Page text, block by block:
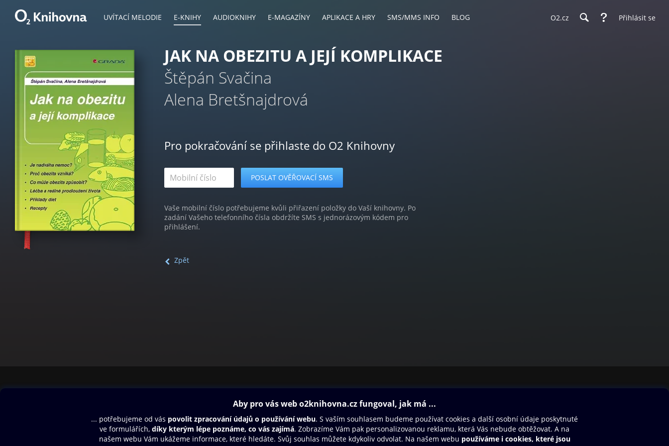
UVÍTACÍ MELODIE E-KNIHY AUDIOKNIHY E-MAGAZÍNY APLIKACE A HRY SMS/MMS INFO BLOG O2.cz Přihlásit se
JAK NA OBEZITU A JEJÍ KOMPLIKACE
Štěpán Svačina
Alena Bretšnajdrová
Pro pokračování se přihlaste do O2 Knihovny
Vaše mobilní číslo potřebujeme kvůli přiřazení položky do Vaší knihovny. Po
zadání Vašeho telefonního čísla obdržíte SMS s jednorázovým kódem pro
přihlášení.
Zpět
Aplikace a hry
SMS/MMS Info
Blog
Dárkový poukaz
Nápověda
Oneplay Originály
Sport